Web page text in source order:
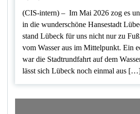
(CIS-intern) – Im Mai 2026 zog es
in die wunderschöne Hansestadt
stand Lübeck für uns nicht nur zu
vom Wasser aus im Mittelpunkt. Ein
war die Stadtrundfahrt auf dem
lässt sich Lübeck noch einmal aus